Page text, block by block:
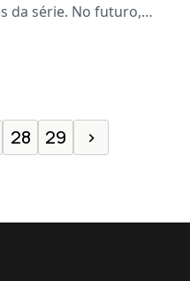
da série. No futuro,
CEO da Ubisoft, confirmou
28 29 ›